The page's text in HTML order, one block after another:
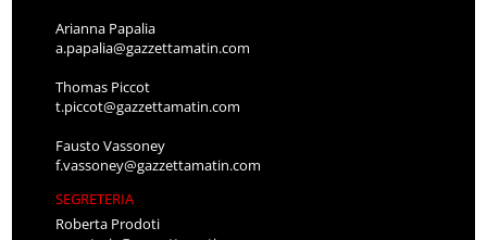
Arianna Papalia
a.papalia@gazzettamatin.com
Thomas Piccot
t.piccot@gazzettamatin.com
Fausto Vassoney
f.vassoney@gazzettamatin.com
SEGRETERIA
Roberta Prodoti